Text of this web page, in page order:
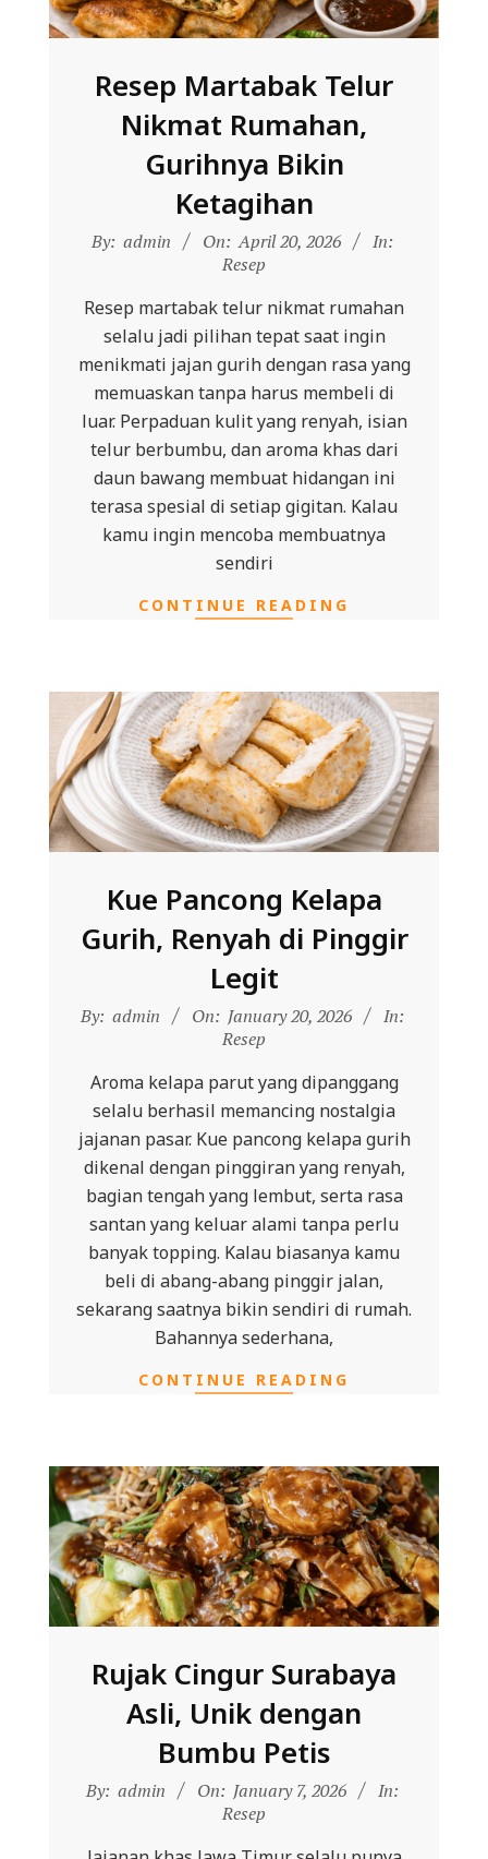
Resep Martabak Telur
Nikmat Rumahan,
Gurihnya Bikin
Ketagihan
2026-
By: admin On: April 20, 2026
In:
Resep
Resep martabak telur nikmat rumahan
selalu jadi pilihan tepat saat ingin
menikmati jajan gurih dengan rasa yang
memuaskan tanpa harus membeli di
luar. Perpaduan kulit yang renyah, isian
telur berbumbu, dan aroma khas dari
daun bawang membuat hidangan ini
terasa spesial di setiap gigitan. Kalau
kamu ingin mencoba membuatnya
sendiri
CONTINUE READING
Kue Pancong Kelapa
Gurih, Renyah di Pinggir
Legit
2026-
By: admin On: January 20, 2026
In:
Resep
Aroma kelapa parut yang dipanggang
selalu berhasil memancing nostalgia
jajanan pasar. Kue pancong kelapa gurih
dikenal dengan pinggiran yang renyah,
bagian tengah yang lembut, serta rasa
santan yang keluar alami tanpa perlu
banyak topping. Kalau biasanya kamu
beli di abang-abang pinggir jalan,
sekarang saatnya bikin sendiri di rumah.
Bahannya sederhana,
CONTINUE READING
Rujak Cingur Surabaya
Asli, Unik dengan
Bumbu Petis
2026-
By: admin On: January 7, 2026
In:
Resep